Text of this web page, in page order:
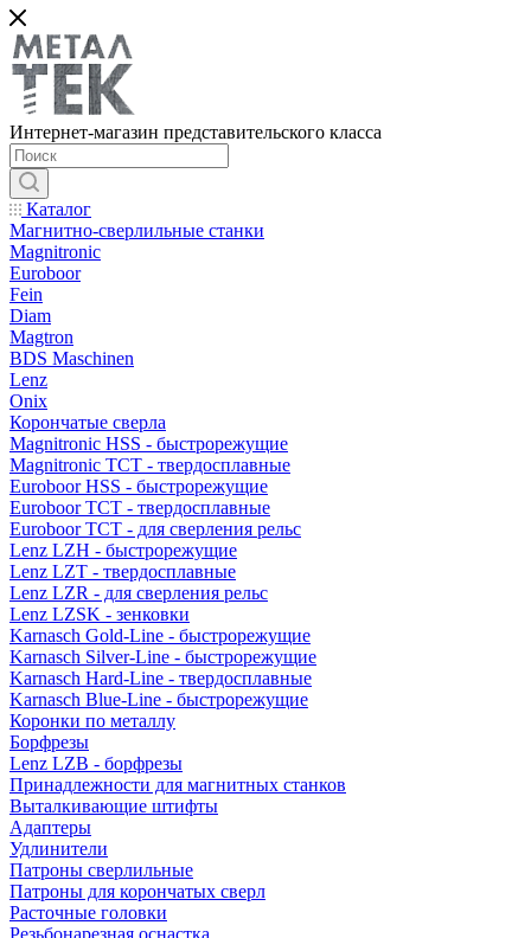
Интернет-магазин представительского класса
Каталог
Магнитно-сверлильные станки
Magnitronic
Euroboor
Fein
Diam
Magtron
BDS Maschinen
Lenz
Onix
Корончатые сверла
Magnitronic HSS - быстрорежущие
Magnitronic TCT - твердосплавные
Euroboor HSS - быстрорежущие
Euroboor TCT - твердосплавные
Euroboor TCT - для сверления рельс
Lenz LZH - быстрорежущие
Lenz LZT - твердосплавные
Lenz LZR - для сверления рельс
Lenz LZSK - зенковки
Karnasch Gold-Line - быстрорежущие
Karnasch Silver-Line - быстрорежущие
Karnasch Hard-Line - твердосплавные
Karnasch Blue-Line - быстрорежущие
Коронки по металлу
Борфрезы
Lenz LZB - борфрезы
Принадлежности для магнитных станков
Выталкивающие штифты
Адаптеры
Удлинители
Патроны сверлильные
Патроны для корончатых сверл
Расточные головки
Резьбонарезная оснастка